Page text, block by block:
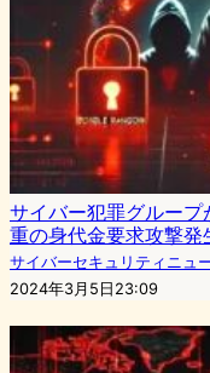
サイバー犯罪グルー
重の身代金要求攻撃発
サイバーセキュリティニュ
2024年3月5日23:09